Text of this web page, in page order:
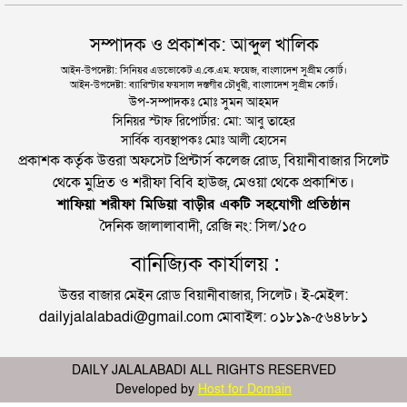
সম্পাদক ও প্রকাশক: আব্দুল খালিক
আইন-উপদেষ্টা: সিনিয়র এডভোকেট এ.কে.এম. ফয়েজ, বাংলাদেশ সুপ্রীম কোর্ট।
আইন-উপদেষ্টা: ব্যারিস্টার ফয়সাল দস্তগীর চৌধুরী, বাংলাদেশ সুপ্রীম কোর্ট।
উপ-সম্পাদকঃ মোঃ সুমন আহমদ
সিনিয়র স্টাফ রিপোর্টার: মো: আবু তাহের
সার্বিক ব্যবস্থাপকঃ মোঃ আলী হোসেন
প্রকাশক কর্তৃক উত্তরা অফসেট প্রিন্টার্স কলেজ রোড, বিয়ানীবাজার সিলেট
থেকে মুদ্রিত ও শরীফা বিবি হাউজ, মেওয়া থেকে প্রকাশিত।
শাফিয়া শরীফা মিডিয়া বাড়ীর একটি সহযোগী প্রতিষ্ঠান
দৈনিক জালালাবাদী, রেজি নং: সিল/১৫০
বানিজ্যিক কার্যালয় :
উত্তর বাজার মেইন রোড বিয়ানীবাজার, সিলেট। ই-মেইল:
dailyjalalabadi@gmail.com মোবাইল: ০১৮১৯-৫৬৪৮৮১
DAILY JALALABADI ALL RIGHTS RESERVED
Developed by Host for Domain